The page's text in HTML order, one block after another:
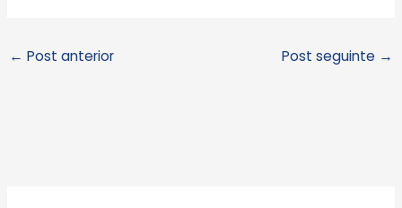
← Post anterior Post seguinte →